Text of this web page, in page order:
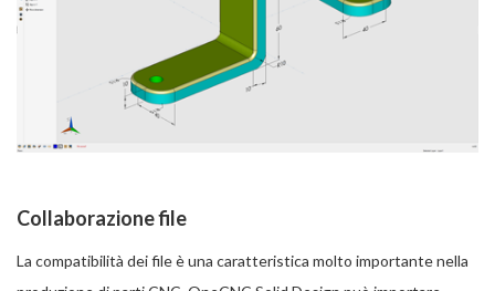
Collaborazione file
La compatibilità dei file è una caratteristica molto importante nella